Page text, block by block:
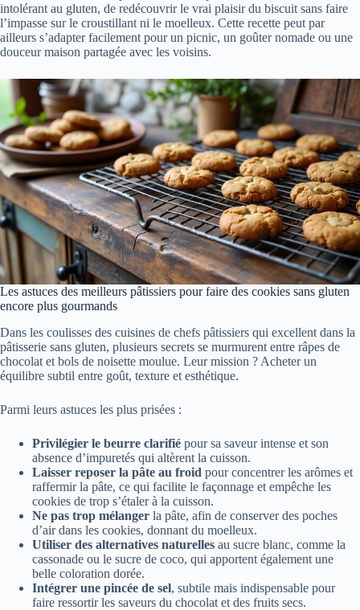
intolérant au gluten, de redécouvrir le vrai plaisir du biscuit sans faire
l’impasse sur le croustillant ni le moelleux. Cette recette peut par
ailleurs s’adapter facilement pour un picnic, un goûter nomade ou une
douceur maison partagée avec les voisins.
Les astuces des meilleurs pâtissiers pour faire des cookies sans gluten
encore plus gourmands
Dans les coulisses des cuisines de chefs pâtissiers qui excellent dans la
pâtisserie sans gluten, plusieurs secrets se murmurent entre râpes de
chocolat et bols de noisette moulue. Leur mission ? Acheter un
équilibre subtil entre goût, texture et esthétique.
Parmi leurs astuces les plus prisées :
Privilégier le beurre clarifié pour sa saveur intense et son
absence d’impuretés qui altèrent la cuisson.
Laisser reposer la pâte au froid pour concentrer les arômes et
raffermir la pâte, ce qui facilite le façonnage et empêche les
cookies de trop s’étaler à la cuisson.
Ne pas trop mélanger la pâte, afin de conserver des poches
d’air dans les cookies, donnant du moelleux.
Utiliser des alternatives naturelles au sucre blanc, comme la
cassonade ou le sucre de coco, qui apportent également une
belle coloration dorée.
Intégrer une pincée de sel, subtile mais indispensable pour
faire ressortir les saveurs du chocolat et des fruits secs.